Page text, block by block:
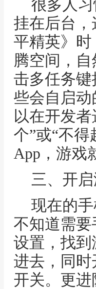
很多人
挂在后台
平精英》
腾空间，
击多任务
些会自启
以在开发
个”或“不
App，游戏
三、开
现在的
不知道需
设置，找
进去，同时
开关。更